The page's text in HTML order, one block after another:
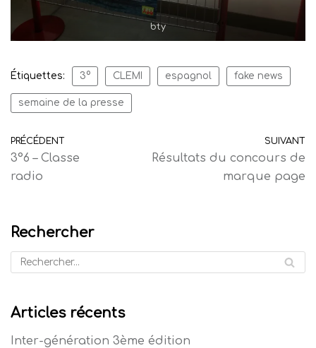
bty
Étiquettes: 3° CLEMI espagnol fake news
semaine de la presse
PRÉCÉDENT
3°6 – Classe
radio
SUIVANT
Résultats du concours de
marque page
Rechercher
Articles récents
Inter-génération 3ème édition